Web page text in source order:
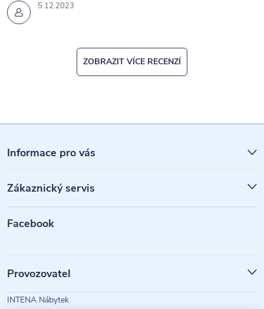
5.12.2023
ZOBRAZIT VÍCE RECENZÍ
á
p
a
Informace pro vás
Zákaznický servis
Facebook
Provozovatel
INTENA Nábytek